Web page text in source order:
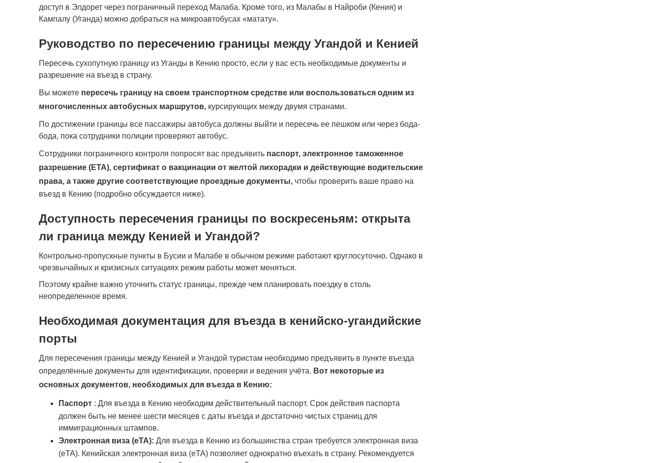
доступ в Элдорет через пограничный переход Малаба. Кроме того, из Малабы в Найроби (Кения) и
Кампалу (Уганда) можно добраться на микроавтобусах «матату».
Руководство по пересечению границы между Угандой и Кенией
Пересечь сухопутную границу из Уганды в Кению просто, если у вас есть необходимые документы и
разрешение на въезд в страну.
Вы можете пересечь границу на своем транспортном средстве или воспользоваться одним из
многочисленных автобусных маршрутов,курсирующих между двумя странами.
По достижении границы все пассажиры автобуса должны выйти и пересечь ее пешком или через бода-
бода, пока сотрудники полиции проверяют автобус.
Сотрудники пограничного контроля попросят вас предъявить паспорт, электронное таможенное
разрешение (ETA), сертификат о вакцинации от желтой лихорадки и действующие водительские
права, а также другие соответствующие проездные документы,чтобы проверить ваше право на
въезд в Кению (подробно обсуждается ниже).
Доступность пересечения границы по воскресеньям: открыта
ли граница между Кенией и Угандой?
Контрольно-пропускные пункты в Бусии и Малабе в обычном режиме работают круглосуточно. Однако в
чрезвычайных и кризисных ситуациях режим работы может меняться.
Поэтому крайне важно уточнить статус границы, прежде чем планировать поездку в столь
неопределенное время.
Необходимая документация для въезда в кенийско-угандийские
порты
Для пересечения границы между Кенией и Угандой туристам необходимо предъявить в пункте въезда
определённые документы для идентификации, проверки и ведения учёта. Вот некоторые из
основных документов, необходимых для въезда в Кению:
Паспорт: Для въезда в Кению необходим действительный паспорт. Срок действия паспорта
должен быть не менее шести месяцев с даты въезда и достаточно чистых страниц для
иммиграционных штампов.
Электронная виза (eTA): Для въезда в Кению из большинства стран требуется электронная виза
(eTA). Кенийская электронная виза (eTA) позволяет однократно въехать в страну. Рекомендуется